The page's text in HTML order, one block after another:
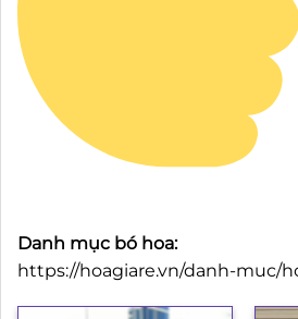
Danh mục bó hoa:
https://hoagiare.vn/danh-muc/